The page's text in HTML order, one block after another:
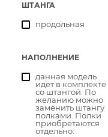
ШТАНГА
продольная
НАПОЛНЕНИЕ
данная модель
идёт в комплекте
со штангой. По
желанию можно
заменить штангу
полками. Полки
приобретаются
отдельно.